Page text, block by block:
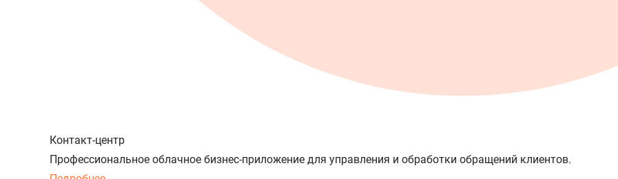
Контакт-центр
Профессиональное облачное бизнес-приложение для управления и обработки обращений клиентов.